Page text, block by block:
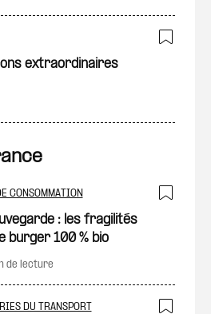
extraordinaires
CONSOMMATION
: les fragilités
burger 100 % bio
de lecture
DU TRANSPORT